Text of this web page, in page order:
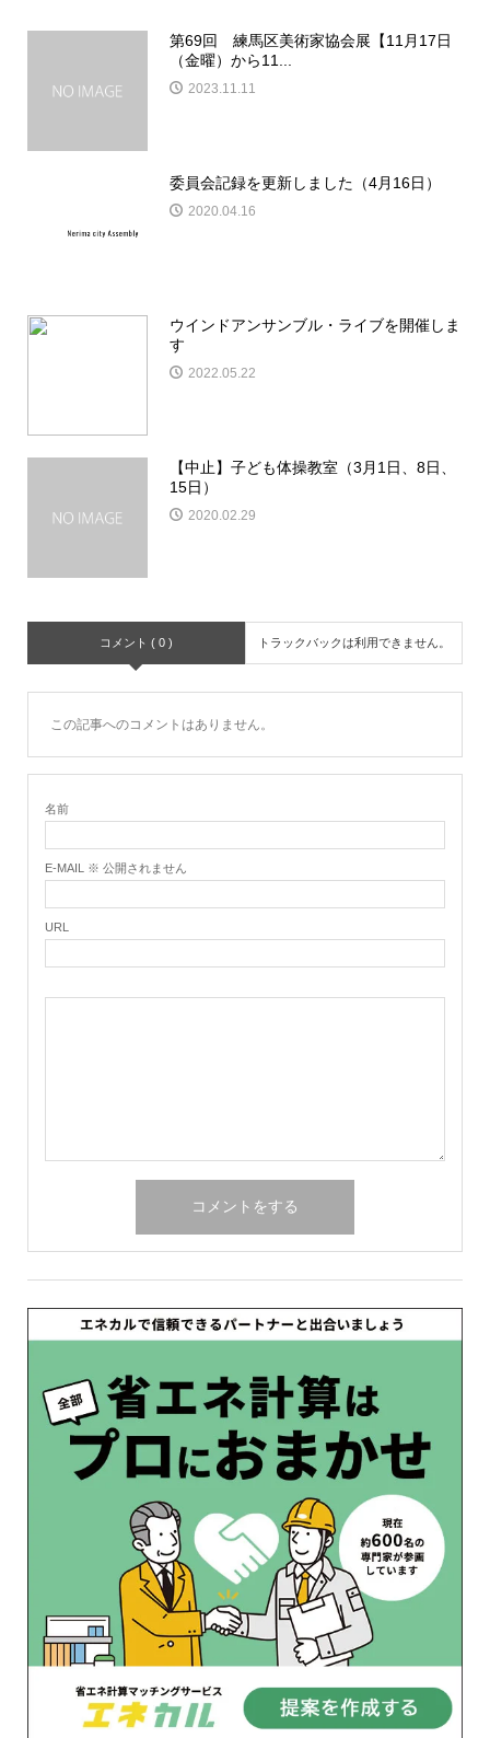
第69回 練馬区美術家協会展【11月17日
（金曜）から11...
2023.11.11
委員会記録を更新しました（4月16日）
2020.04.16
ウインドアンサンブル・ライブを開催しま
す
2022.05.22
【中止】子ども体操教室（3月1日、8日、
15日）
2020.02.29
コメント ( 0 ) トラックバックは利用できません。
この記事へのコメントはありません。
名前
E-MAIL ※ 公開されません
URL